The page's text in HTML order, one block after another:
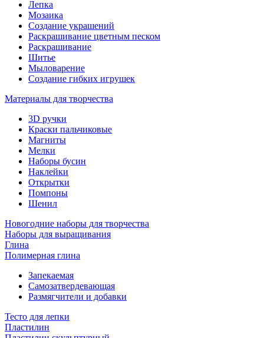
Лепка
Мозаика
Создание украшений
Раскрашивание цветным песком
Раскрашивание
Шитье
Мыловарение
Создание гибких игрушек
Материалы для творчества
3D ручки
Краски пальчиковые
Магниты
Мелки
Наборы бусин
Наклейки
Открытки
Помпоны
Шенил
Новогодние наборы для творчества
Наборы для выращивания
Глина
Полимерная глина
Запекаемая
Самозатвердевающая
Размягчители и добавки
Тесто для лепки
Пластилин